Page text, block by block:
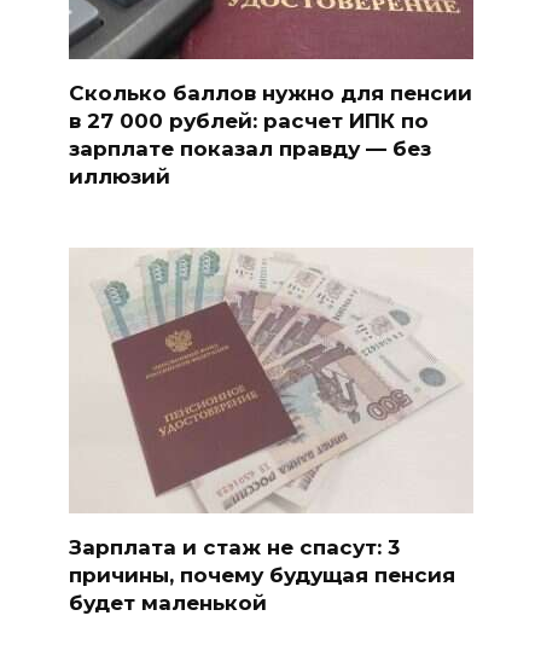
Сколько баллов нужно для пенсии
в 27 000 рублей: расчет ИПК по
зарплате показал правду — без
иллюзий
Зарплата и стаж не спасут: 3
причины, почему будущая пенсия
будет маленькой